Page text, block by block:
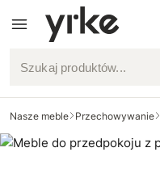
Szukaj produktów...
Nasze meble Przechowywanie